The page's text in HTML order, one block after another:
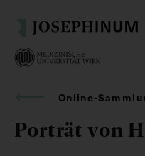
Online-
Porträt von